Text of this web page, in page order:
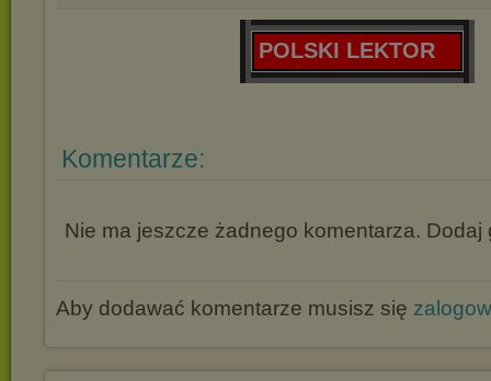
POLSKI LEKTOR
Komentarze:
Nie ma jeszcze żadnego komentarza. Dodaj
Aby dodawać komentarze musisz się